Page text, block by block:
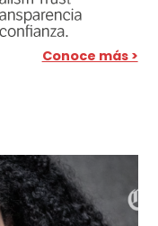
Conoce más >